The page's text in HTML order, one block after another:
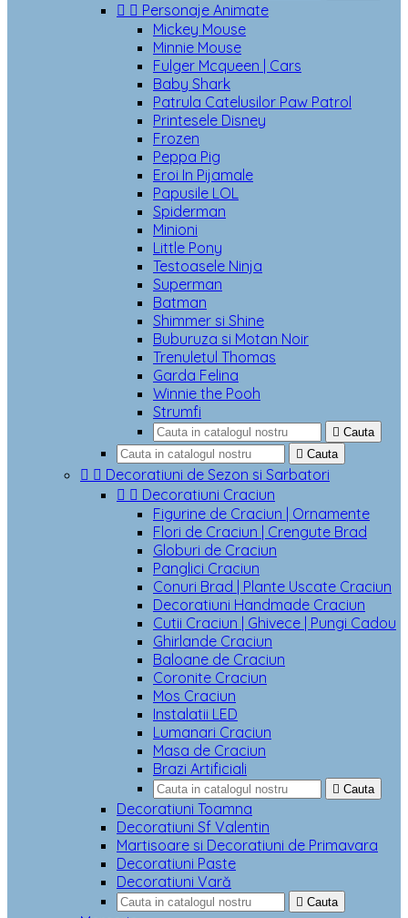
  Personaje Animate
Mickey Mouse
Minnie Mouse
Fulger Mcqueen | Cars
Baby Shark
Patrula Catelusilor Paw Patrol
Printesele Disney
Frozen
Peppa Pig
Eroi In Pijamale
Papusile LOL
Spiderman
Minioni
Little Pony
Testoasele Ninja
Superman
Batman
Shimmer si Shine
Buburuza si Motan Noir
Trenuletul Thomas
Garda Felina
Winnie the Pooh
Strumfi
 Cauta
 Cauta
  Decoratiuni de Sezon si Sarbatori
  Decoratiuni Craciun
Figurine de Craciun | Ornamente
Flori de Craciun | Crengute Brad
Globuri de Craciun
Panglici Craciun
Conuri Brad | Plante Uscate Craciun
Decoratiuni Handmade Craciun
Cutii Craciun | Ghivece | Pungi Cadou
Ghirlande Craciun
Baloane de Craciun
Coronite Craciun
Mos Craciun
Instalatii LED
Lumanari Craciun
Masa de Craciun
Brazi Artificiali
 Cauta
Decoratiuni Toamna
Decoratiuni Sf Valentin
Martisoare si Decoratiuni de Primavara
Decoratiuni Paste
Decoratiuni Vară
 Cauta